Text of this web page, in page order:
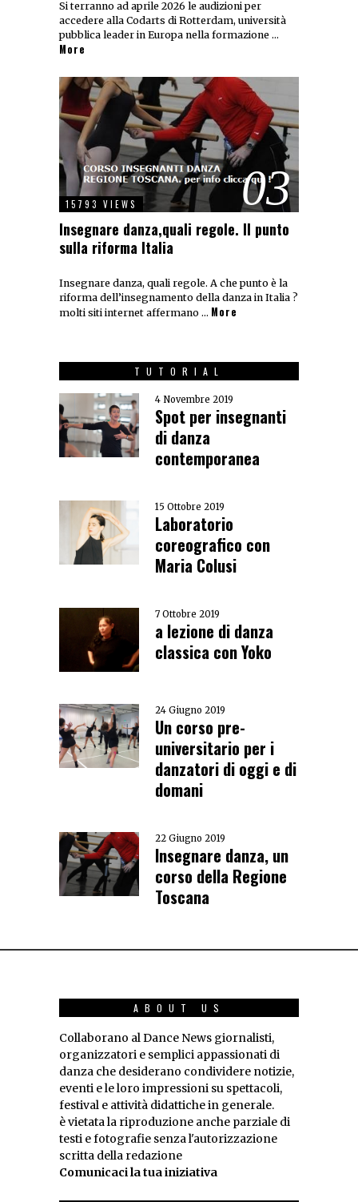
Si terranno ad aprile 2026 le audizioni per
accedere alla Codarts di Rotterdam, università
pubblica leader in Europa nella formazione …
More
03
15793 VIEWS
Insegnare danza,quali regole. Il punto
sulla riforma Italia
Insegnare danza, quali regole. A che punto è la
riforma dell’insegnamento della danza in Italia ?
molti siti internet affermano … More
TUTORIAL
4 Novembre 2019
Spot per insegnanti
di danza
contemporanea
15 Ottobre 2019
Laboratorio
coreografico con
Maria Colusi
7 Ottobre 2019
a lezione di danza
classica con Yoko
24 Giugno 2019
Un corso pre-
universitario per i
danzatori di oggi e di
domani
22 Giugno 2019
Insegnare danza, un
corso della Regione
Toscana
ABOUT US
Collaborano al Dance News giornalisti,
organizzatori e semplici appassionati di
danza che desiderano condividere notizie,
eventi e le loro impressioni su spettacoli,
festival e attività didattiche in generale.
è vietata la riproduzione anche parziale di
testi e fotografie senza l'autorizzazione
scritta della redazione
Comunicaci la tua iniziativa